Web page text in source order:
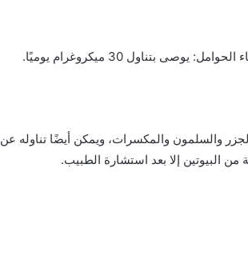
والسلمون والمكسرات، ويمكن أيضًا تناوله عن
من البيوتين إلا بعد استشارة الطبيب.